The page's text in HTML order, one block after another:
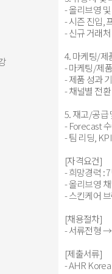
- 올리브영
- 시즌 진입,
- 신규 거래
4. 마케팅/제
- 마케팅/제
- 제품 성과
- 채널별 전
5. 재고/공급
- Forecast
- 팀 리딩,
[자격요건]
- 희망경력 :
- 올리브영
- 스킨케어
[채용절차]
- 서류전형
[제출서류]
- AHR